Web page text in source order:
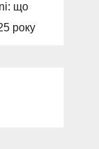
що
року